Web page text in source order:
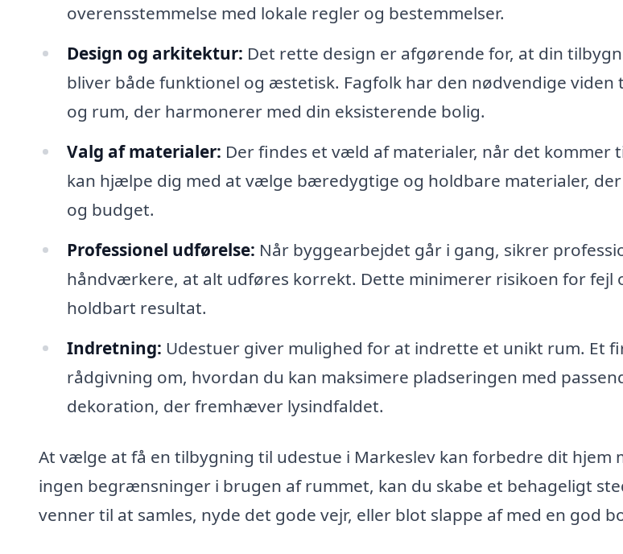
overensstemmelse med lokale regler og bestemmelser.
Design og arkitektur: Det rette design er afgørende for, at din
bliver både funktionel og æstetisk. Fagfolk har den nødvendige viden
og rum, der harmonerer med din eksisterende bolig.
Valg af materialer: Der findes et væld af materialer, når det kommer
kan hjælpe dig med at vælge bæredygtige og holdbare materialer,
og budget.
Professionel udførelse: Når byggearbejdet går i gang, sikrer
håndværkere, at alt udføres korrekt. Dette minimerer risikoen for fejl
holdbart resultat.
Indretning: Udestuer giver mulighed for at indrette et unikt rum. Et
rådgivning om, hvordan du kan maksimere pladseringen med
dekoration, der fremhæver lysindfaldet.
At vælge at få en tilbygning til udestue i Markeslev kan forbedre dit hjem
ingen begrænsninger i brugen af rummet, kan du skabe et behageligt
venner til at samles, nyde det gode vejr, eller blot slappe af med en god